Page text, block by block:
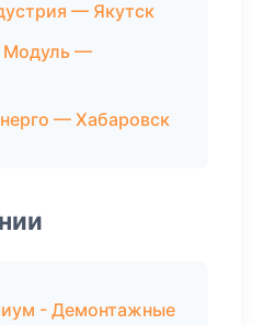
— Якутск
Модуль —
— Хабаровск
- Демонтажные